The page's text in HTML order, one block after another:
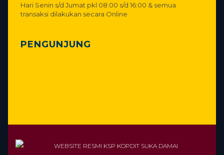
Hari Senin s/d Jumat pkl 08:00 s/d 16:00 & semua
transaksi dilakukan secara Online
PENGUNJUNG